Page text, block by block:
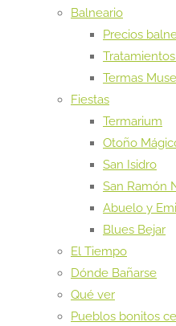
Balneario
Precios
Termas
Fiestas
Termarium
Otoño
San Isidro
San Ramón
Abuelo y
Blues Bejar
El Tiempo
Dónde Bañarse
Qué ver
Pueblos bonitos